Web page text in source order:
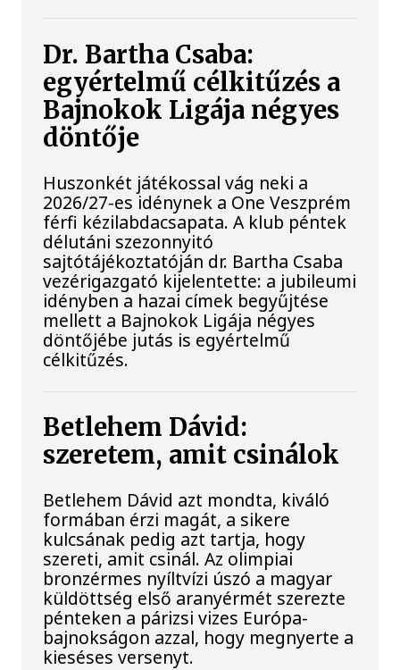
Dr. Bartha Csaba:
egyértelmű célkitűzés a
Bajnokok Ligája négyes
döntője
Huszonkét játékossal vág neki a
2026/27-es idénynek a One Veszprém
férfi kézilabdacsapata. A klub péntek
délutáni szezonnyitó
sajtótájékoztatóján dr. Bartha Csaba
vezérigazgató kijelentette: a jubileumi
idényben a hazai címek begyűjtése
mellett a Bajnokok Ligája négyes
döntőjébe jutás is egyértelmű
célkitűzés.
Betlehem Dávid:
szeretem, amit csinálok
Betlehem Dávid azt mondta, kiváló
formában érzi magát, a sikere
kulcsának pedig azt tartja, hogy
szereti, amit csinál. Az olimpiai
bronzérmes nyíltvízi úszó a magyar
küldöttség első aranyérmét szerezte
pénteken a párizsi vizes Európa-
bajnokságon azzal, hogy megnyerte a
kieséses versenyt.